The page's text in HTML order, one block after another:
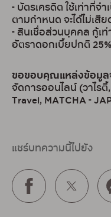
- บัตรเครดิต ใช้เท่าที่จำ
ตามกำหนด จะได้ไม่เสี
- สินเชื่อส่วนบุคคล กู้เท่
อัตราดอกเบี้ยปกติ
ขอขอบคุณแหล่งข้อมูล
จัดการออนไลน์ (วาไร
Travel, MATCHA -
แชร์บทความนี้ไปยัง